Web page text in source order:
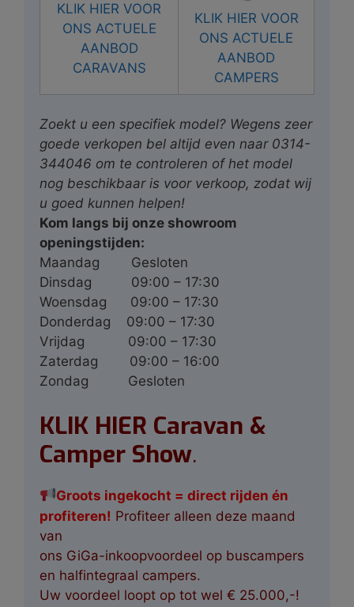
KLIK HIER VOOR
ONS ACTUELE
AANBOD
CARAVANS
KLIK HIER VOOR
ONS ACTUELE
AANBOD
CAMPERS
Zoekt u een specifiek model? Wegens zeer
goede verkopen bel altijd even naar 0314-
344046 om te controleren of het model
nog beschikbaar is voor verkoop, zodat wij
u goed kunnen helpen!
Kom langs bij onze showroom
openingstijden:
Maandag Gesloten
Dinsdag 09:00 – 17:30
Woensdag 09:00 – 17:30
Donderdag 09:00 – 17:30
Vrijdag 09:00 – 17:30
Zaterdag 09:00 – 16:00
Zondag Gesloten
KLIK HIER Caravan &
Camper Show.
Groots ingekocht = direct rijden én
profiteren! Profiteer alleen deze maand
van
ons GiGa-inkoopvoordeel op buscampers
en halfintegraal campers.
Uw voordeel loopt op tot wel € 25.000,-!